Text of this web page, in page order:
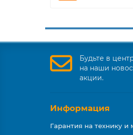
Будьте в
на наши
акции.
Информация
Гарантия на технику и